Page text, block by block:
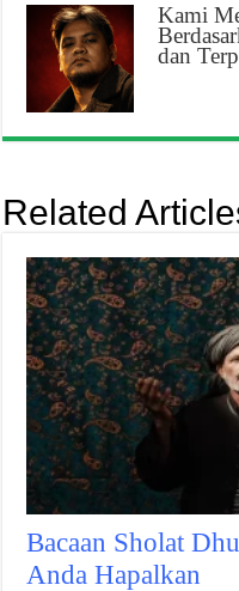
Kami
dan
Related
Bacaan Sholat
Anda Hapalkan